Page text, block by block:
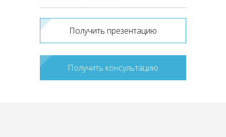
Получить презентацию
Получить консультацию